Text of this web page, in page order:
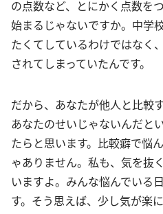
の点数など、とにかく点数を
始まるじゃないですか。中学
たくてしているわけではなく
されてしまっていたんです。
だから、あなたが他人と比較
あなたのせいじゃないんだと
たらと思います。比較癖で悩
ゃありません。私も、気を抜
いますよ。みんな悩んでいる
す。そう思えば、少し気が楽